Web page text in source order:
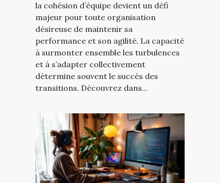
la cohésion d’équipe devient un défi
majeur pour toute organisation
désireuse de maintenir sa
performance et son agilité. La capacité
à surmonter ensemble les turbulences
et à s’adapter collectivement
détermine souvent le succès des
transitions. Découvrez dans...